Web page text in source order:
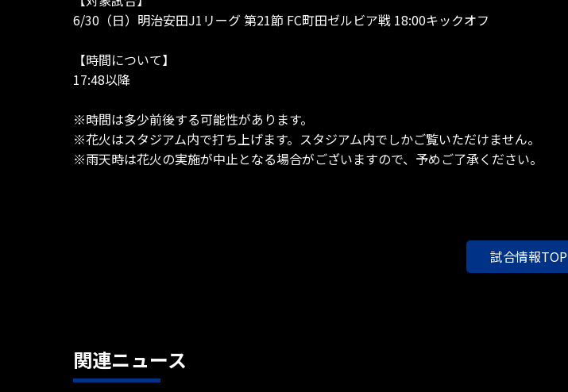
6/30（日）明治安田J1リーグ 第21節 FC町田ゼルビア戦 18:00キックオフ
【時間について】
17:48以降
※時間は多少前後する可能性があります。
※花火はスタジアム内で打ち上げます。スタジアム内でしかご覧いただけません。
※雨天時は花火の実施が中止となる場合がございますので、予めご了承ください。
試合情報TOP
関連ニュース